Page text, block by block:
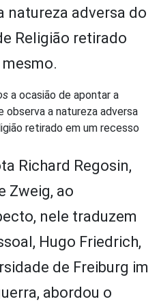
natureza adversa do
Religião retirado
a ocasião de apontar a
observa a natureza adversa
retirado em um recesso
Richard Regosin,
Zweig, ao
nele traduzem
Hugo Friedrich,
de Freiburg im
abordou o